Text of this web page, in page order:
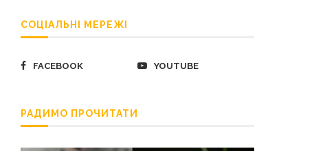
СОЦІАЛЬНІ МЕРЕЖІ
FACEBOOK YOUTUBE
РАДИМО ПРОЧИТАТИ